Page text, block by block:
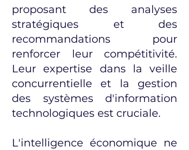
proposant des analyses
stratégiques et des
recommandations pour
renforcer leur compétitivité.
Leur expertise dans la veille
concurrentielle et la gestion
des systèmes d'information
technologiques est cruciale.
L'intelligence économique ne